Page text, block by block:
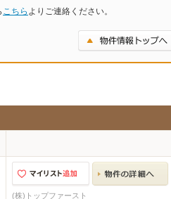
こちら よりご連絡ください。
(株)トップファースト